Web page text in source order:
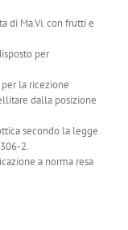
di Ma.Vi. con frutti e
per
la ricezione
dalla posizione
secondo la legge
2.
a norma resa